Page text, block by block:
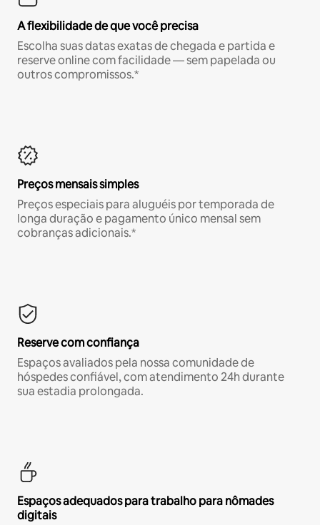
A flexibilidade de que você precisa
Escolha suas datas exatas de chegada e partida e
reserve online com facilidade — sem papelada ou
outros compromissos.*
Preços mensais simples
Preços especiais para aluguéis por temporada de
longa duração e pagamento único mensal sem
cobranças adicionais.*
Reserve com confiança
Espaços avaliados pela nossa comunidade de
hóspedes confiável, com atendimento 24h durante
sua estadia prolongada.
Espaços adequados para trabalho para nômades
digitais